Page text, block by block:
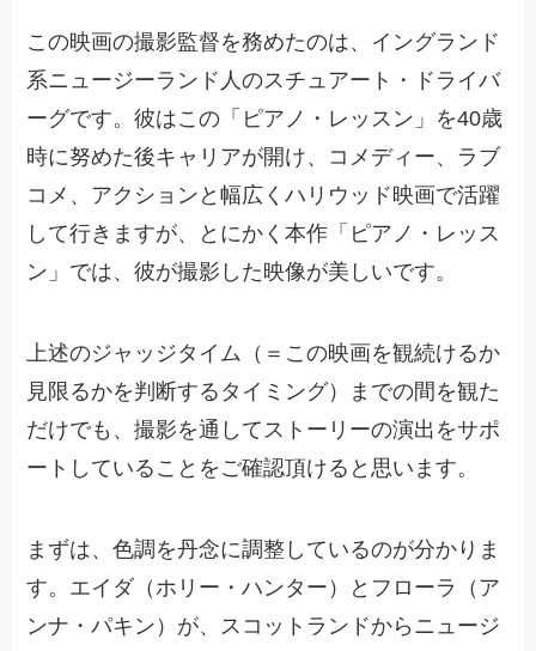
この映画の撮影監督を務めたのは、イングランド
系ニュージーランド人のスチュアート・ドライバ
ーグです。彼はこの「ピアノ・レッスン」を40歳
時に努めた後キャリアが開け、コメディー、ラブ
コメ、アクションと幅広くハリウッド映画で活躍
して行きますが、とにかく本作「ピアノ・レッス
ン」では、彼が撮影した映像が美しいです。
上述のジャッジタイム（＝この映画を観続けるか
見限るかを判断するタイミング）までの間を観た
だけでも、撮影を通してストーリーの演出をサポ
ートしていることをご確認頂けると思います。
まずは、色調を丹念に調整しているのが分かりま
す。エイダ（ホリー・ハンター）とフローラ（ア
ンナ・パキン）が、スコットランドからニュージ